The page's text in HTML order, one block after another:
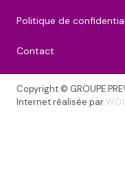
Politique de
Contact
Copyright © GROUPE
Internet réalisée par